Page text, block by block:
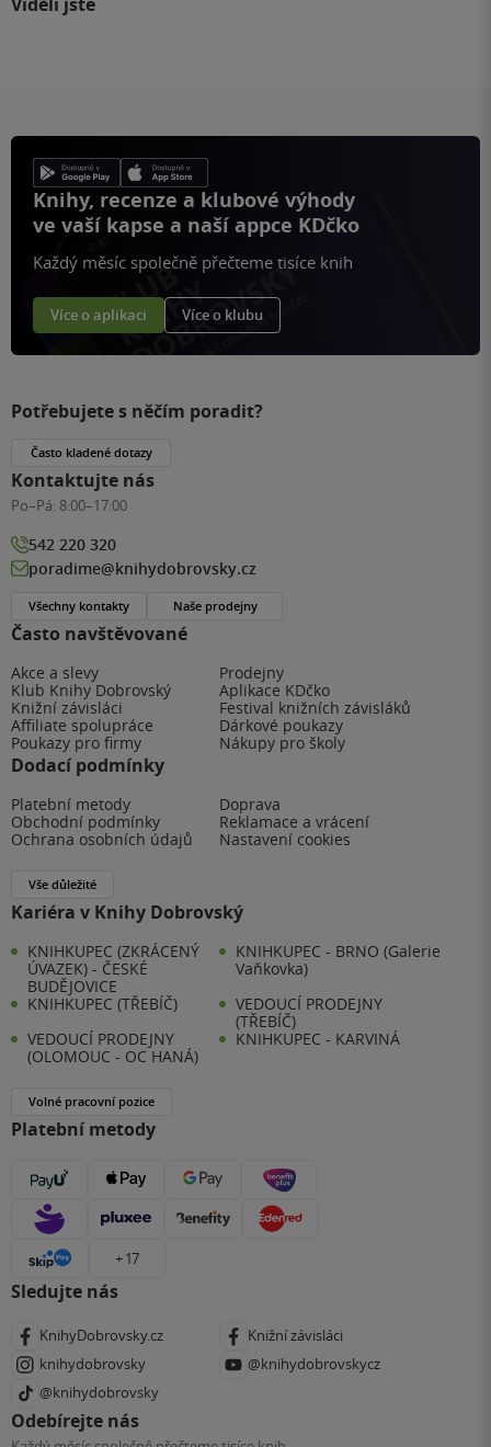
Knihy, recenze a klubové výhody
ve vaší kapse a naší appce KDčko
Každý měsíc společně přečteme tisíce knih
Více o aplikaci Více o klubu
Často navštěvované
Akce a slevy
Prodejny
Klub Knihy Dobrovský
Aplikace KDčko
Knižní závisláci
Festival knižních závisláků
Affiliate spolupráce
Dárkové poukazy
Poukazy pro firmy
Nákupy pro školy
Dodací podmínky
Platební metody
Doprava
Obchodní podmínky
Reklamace a vrácení
Ochrana osobních údajů
Nastavení cookies
Vše důležité
Kariéra v Knihy Dobrovský
KNIHKUPEC (ZKRÁCENÝ
ÚVAZEK) - ČESKÉ
BUDĚJOVICE
KNIHKUPEC - BRNO (Galerie
Vaňkovka)
KNIHKUPEC (TŘEBÍČ)
VEDOUCÍ PRODEJNY
(TŘEBÍČ)
VEDOUCÍ PRODEJNY
(OLOMOUC - OC HANÁ)
KNIHKUPEC - KARVINÁ
Volné pracovní pozice
Platební metody
+ 17
Sledujte nás
KnihyDobrovsky.cz
Knižní závisláci
knihydobrovsky
@knihydobrovskycz
@knihydobrovsky
Odebírejte nás
Potřebujete s něčím poradit?
Často kladené dotazy
Kontaktujte nás
Po–Pá: 8:00–17:00
542 220 320
poradime@knihydobrovsky.cz
Všechny kontakty Naše prodejny